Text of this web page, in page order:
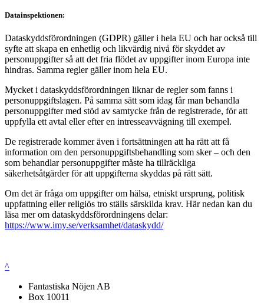
Datainspektionen:
Dataskyddsförordningen (GDPR) gäller i hela EU och har också till
syfte att skapa en enhetlig och likvärdig nivå för skyddet av
personuppgifter så att det fria flödet av uppgifter inom Europa inte
hindras. Samma regler gäller inom hela EU.
Mycket i dataskyddsförordningen liknar de regler som fanns i
personuppgiftslagen. På samma sätt som idag får man behandla
personuppgifter med stöd av samtycke från de registrerade, för att
uppfylla ett avtal eller efter en intresseavvägning till exempel.
De registrerade kommer även i fortsättningen att ha rätt att få
information om den personuppgiftsbehandling som sker – och den
som behandlar personuppgifter måste ha tillräckliga
säkerhetsåtgärder för att uppgifterna skyddas på rätt sätt.
Om det är fråga om uppgifter om hälsa, etniskt ursprung, politisk
uppfattning eller religiös tro ställs särskilda krav. Här nedan kan du
läsa mer om dataskyddsförordningens delar:
https://www.imy.se/verksamhet/dataskydd/
^
Fantastiska Nöjen AB
Box 10011